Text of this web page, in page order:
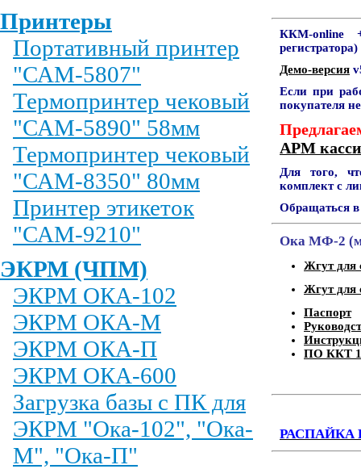
Принтеры
Портативный принтер
"САМ-5807"
Термопринтер чековый
"САМ-5890" 58мм
Термопринтер чековый
"САМ-8350" 80мм
Принтер этикеток
"САМ-9210"
ЭКРМ (ЧПМ)
ЭКРМ ОКА-102
ЭКРМ ОКА-М
ЭКРМ ОКА-П
ЭКРМ ОКА-600
Загрузка базы с ПК для
ЭКРМ "Ока-102", "Ока-
М", "Ока-П"
ККМ-online
регистратора)
Демо-версия
Если при
покупателя
АРМ
Для того,
комплект с
Обращаться в
Ока МФ-2
Жгут для
Жгут для
Паспорт
ПО ККТ
РАСПАЙКА